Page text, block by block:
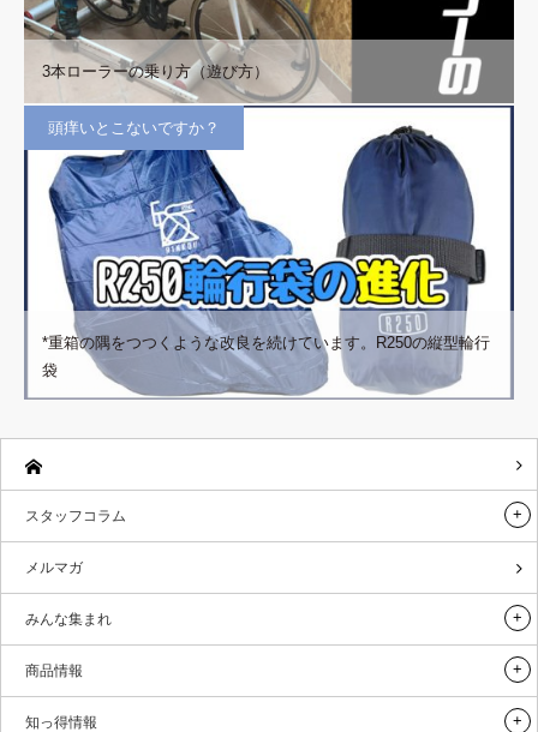
3本ローラーの乗り方（遊び方）
頭痒いとこないですか？
*重箱の隅をつつくような改良を続けています。R250の縦型輪行
袋
スタッフコラム
メルマガ
みんな集まれ
商品情報
知っ得情報